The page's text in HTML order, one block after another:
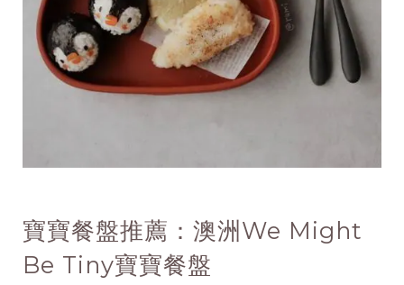
寶寶餐盤推薦：澳洲We Might
Be Tiny寶寶餐盤